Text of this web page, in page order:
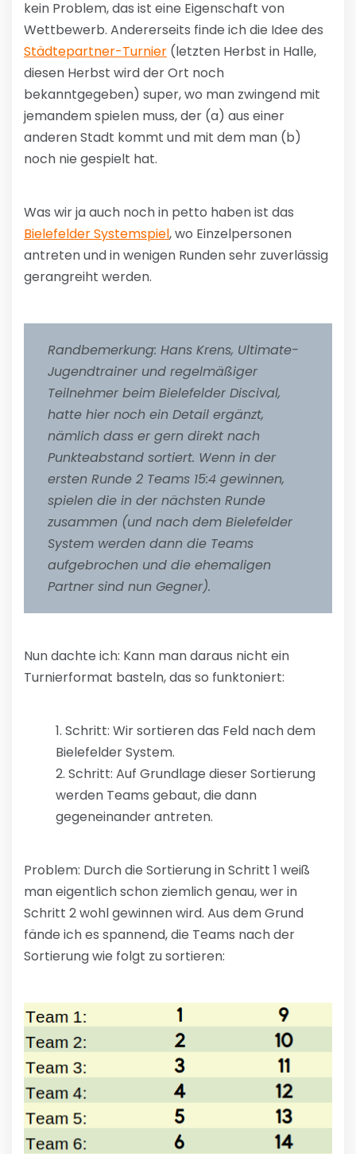
kein Problem, das ist eine Eigenschaft von
Wettbewerb. Andererseits finde ich die Idee des
Städtepartner-Turnier (letzten Herbst in Halle,
diesen Herbst wird der Ort noch
bekanntgegeben) super, wo man zwingend mit
jemandem spielen muss, der (a) aus einer
anderen Stadt kommt und mit dem man (b)
noch nie gespielt hat.
Was wir ja auch noch in petto haben ist das
Bielefelder Systemspiel, wo Einzelpersonen
antreten und in wenigen Runden sehr zuverlässig
gerangreiht werden.
Randbemerkung: Hans Krens, Ultimate-
Jugendtrainer und regelmäßiger
Teilnehmer beim Bielefelder Discival,
hatte hier noch ein Detail ergänzt,
nämlich dass er gern direkt nach
Punkteabstand sortiert. Wenn in der
ersten Runde 2 Teams 15:4 gewinnen,
spielen die in der nächsten Runde
zusammen (und nach dem Bielefelder
System werden dann die Teams
aufgebrochen und die ehemaligen
Partner sind nun Gegner).
Nun dachte ich: Kann man daraus nicht ein
Turnierformat basteln, das so funktoniert:
Schritt: Wir sortieren das Feld nach dem
Bielefelder System.
Schritt: Auf Grundlage dieser Sortierung
werden Teams gebaut, die dann
gegeneinander antreten.
Problem: Durch die Sortierung in Schritt 1 weiß
man eigentlich schon ziemlich genau, wer in
Schritt 2 wohl gewinnen wird. Aus dem Grund
fände ich es spannend, die Teams nach der
Sortierung wie folgt zu sortieren: